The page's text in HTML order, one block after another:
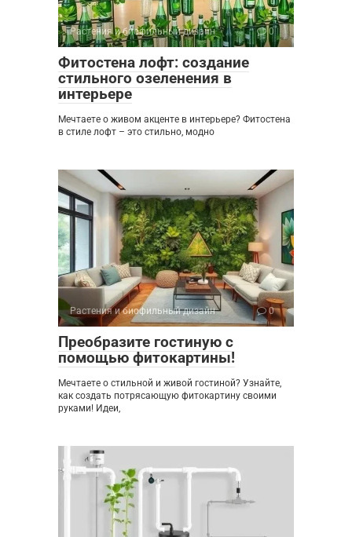
Растения и биофильный дизайн 0
Фитостена лофт: создание
стильного озеленения в
интерьере
Мечтаете о живом акценте в интерьере? Фитостена
в стиле лофт – это стильно, модно
Растения и биофильный дизайн 0
Преобразите гостиную с
помощью фитокартины!
Мечтаете о стильной и живой гостиной? Узнайте,
как создать потрясающую фитокартину своими
руками! Идеи,